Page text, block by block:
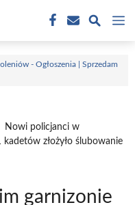
- Ogłoszenia | Sprzedam
Nowi policjanci w
złożyło ślubowanie
garnizonie